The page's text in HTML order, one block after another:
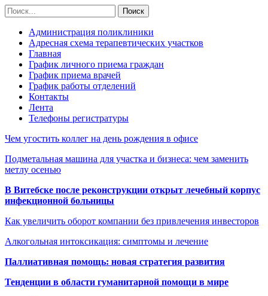
Администрация поликлиники
Адресная схема терапевтических участков
Главная
График личного приема граждан
График приема врачей
График работы отделений
Контакты
Лента
Телефоны регистратуры
Чем угостить коллег на день рождения в офисе
Подметальная машина для участка и бизнеса: чем заменить
метлу осенью
В Витебске после реконструкции открыт лечебный корпус
инфекционной больницы
Как увеличить оборот компании без привлечения инвесторов
Алкогольная интоксикация: симптомы и лечение
Паллиативная помощь: новая стратегия развития
Тенденции в области гуманитарной помощи в мире